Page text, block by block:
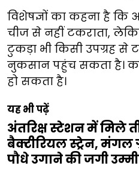
विशेषज्ञों का कहना है कि
चीज से नहीं टकराता,
टुकड़ा भी किसी उपग्रह से
नुकसान पहुंच सकता है। कई
हो सकता है।
यह भी पढ़ें
अंतरिक्ष स्टेशन में मिले
बैक्टीरियल स्ट्रेन, मंगल
पौधे उगाने की जगी